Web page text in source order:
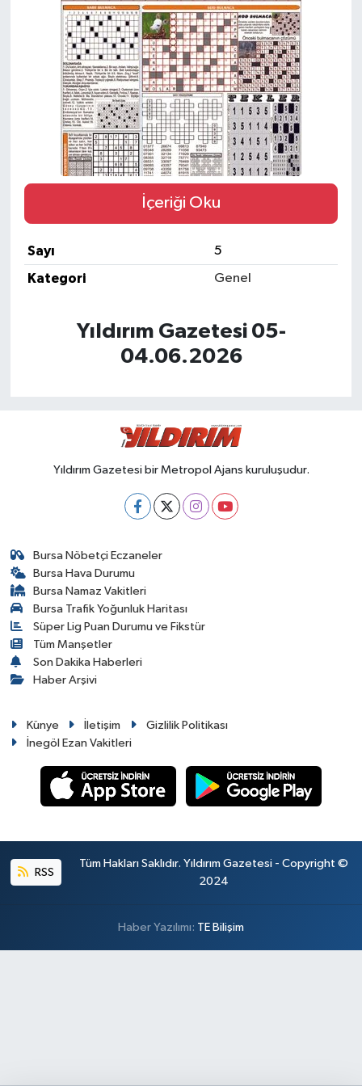
İçeriği Oku
Sayı
5
Kategori
Genel
Yıldırım Gazetesi 05-
04.06.2026
Yıldırım Gazetesi bir Metropol Ajans kuruluşudur.
Bursa Nöbetçi Eczaneler
Bursa Hava Durumu
Bursa Namaz Vakitleri
Bursa Trafik Yoğunluk Haritası
Süper Lig Puan Durumu ve Fikstür
Tüm Manşetler
Son Dakika Haberleri
Haber Arşivi
Künye İletişim
Gizlilik Politikası
İnegöl Ezan Vakitleri
RSS
Tüm Hakları Saklıdır. Yıldırım Gazetesi - Copyright ©
2024
Haber Yazılımı: TE Bilişim
SPOR